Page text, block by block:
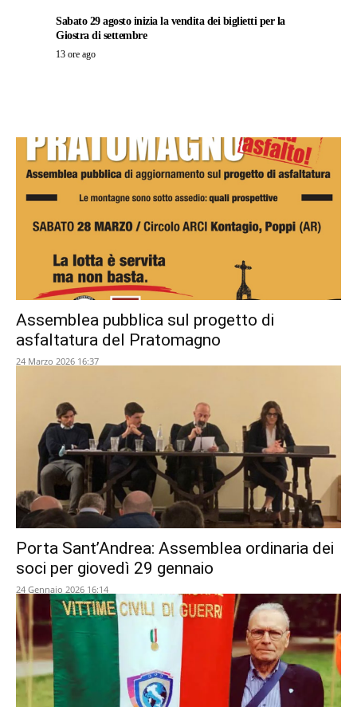
Sabato 29 agosto inizia la vendita dei biglietti per la
Giostra di settembre
13 ore ago
Assemblea pubblica sul progetto di
asfaltatura del Pratomagno
24 Marzo 2026 16:37
Porta Sant’Andrea: Assemblea ordinaria dei
soci per giovedì 29 gennaio
24 Gennaio 2026 16:14